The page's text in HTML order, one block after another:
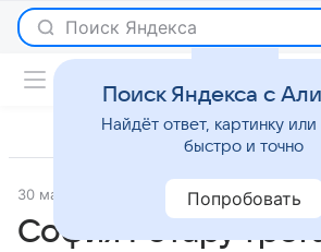
Поиск Яндекса
30 мая 2018 Светская жизнь
София Ротару
Поиск Яндекса с
Найдёт ответ, картинку
быстро и точно
Попробовать